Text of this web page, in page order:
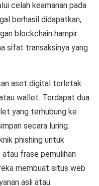
celah keamanan pada
berhasil didapatkan,
blockchain hampir
sifat transaksinya yang
aset digital terletak
wallet. Terdapat dua
yang terhubung ke
secara luring.
phishing untuk
atau frase pemulihan
membuat situs web
asli atau